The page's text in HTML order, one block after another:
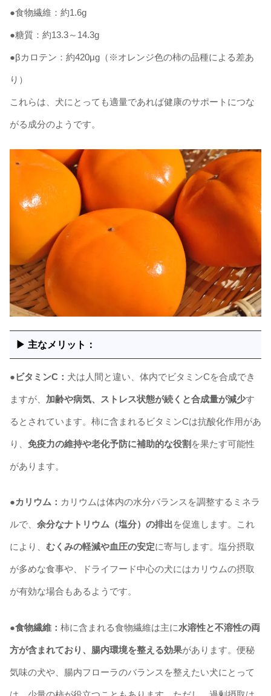
●食物繊維：約1.6g
●糖質：約13.3～14.3g
●βカロテン：約420μg（※オレンジ色の柿の品種による差あ
り）
これらは、犬にとっても適量であれば健康のサポートにつな
がる成分のようです。
▶ 主なメリット：
●ビタミンC： 犬は人間と違い、体内でビタミンCを合成でき
ますが、 加齢や病気、ストレス状態が続くと合成量が減少す
るとされています。柿に含まれるビタミンCは抗酸化作用があ
り、 免疫力の維持や老化予防に補助的な役割 を果たす可能性
があります。
●カリウム： カリウムは体内の水分バランスを調整するミネラ
ルで、 余分なナトリウム（塩分）の排出を促進します。これ
により、 むくみの軽減や血圧の安定に寄与します。塩分摂取
が多めな食事や、ドライフード中心の犬にはカリウムの摂取
が有効な場合もあるようです。
●食物繊維： 柿に含まれる食物繊維は主に水溶性と不溶性の両
方が含まれており、腸内環境を整える効果があります。便秘
気味の犬や、腸内フローラのバランスを整えたい犬にとって